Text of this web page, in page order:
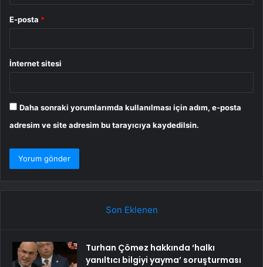
E-posta *
İnternet sitesi
Daha sonraki yorumlarımda kullanılması için adım, e-posta
adresim ve site adresim bu tarayıcıya kaydedilsin.
Son Eklenen
Turhan Çömez hakkında ‘halkı
yanıltıcı bilgiyi yayma’ soruşturması